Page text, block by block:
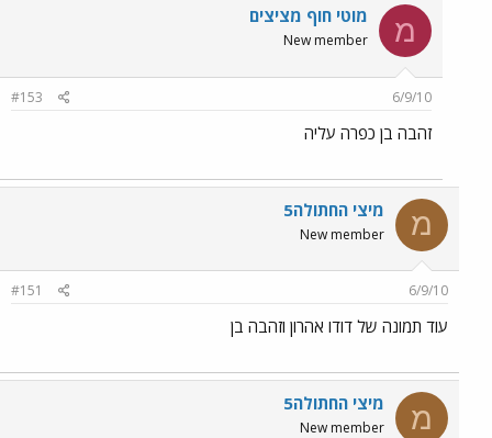
מ מוטי חוף מציצים
New member
6/9/10
#153
זהבה בן כפרה עליה
מ מיצי החתולה5
New member
6/9/10
#151
עוד תמונה של דודו אהרון וזהבה בן
מ מיצי החתולה5
New member